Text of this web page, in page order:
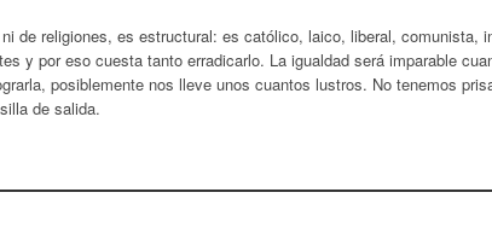
de religiones, es estructural: es católico, laico, liberal, comunista,
y por eso cuesta tanto erradicarlo. La igualdad será imparable
posiblemente nos lleve unos cuantos lustros. No tenemos
de salida.